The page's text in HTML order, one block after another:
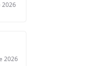
2026
2026